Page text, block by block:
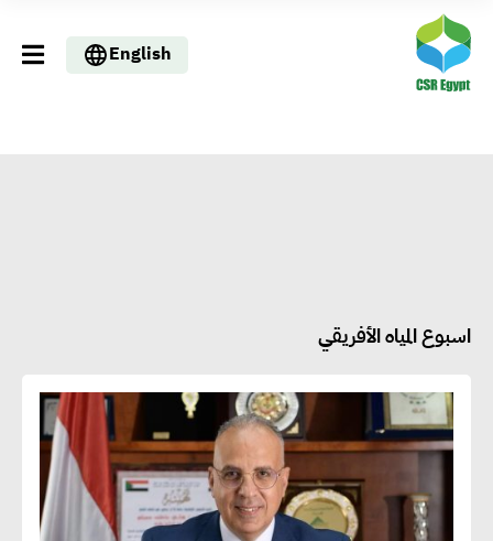
English
اسبوع المياه الأفريقي